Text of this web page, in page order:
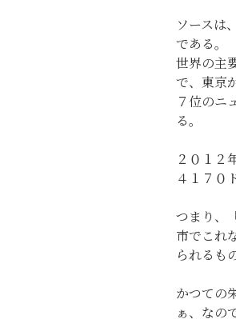
ソースは
である。
世界の主
で、東京
７位のニ
る。
２０１２
４１７０
つまり、
市でこれ
られるも
かつての
ぁ、なの